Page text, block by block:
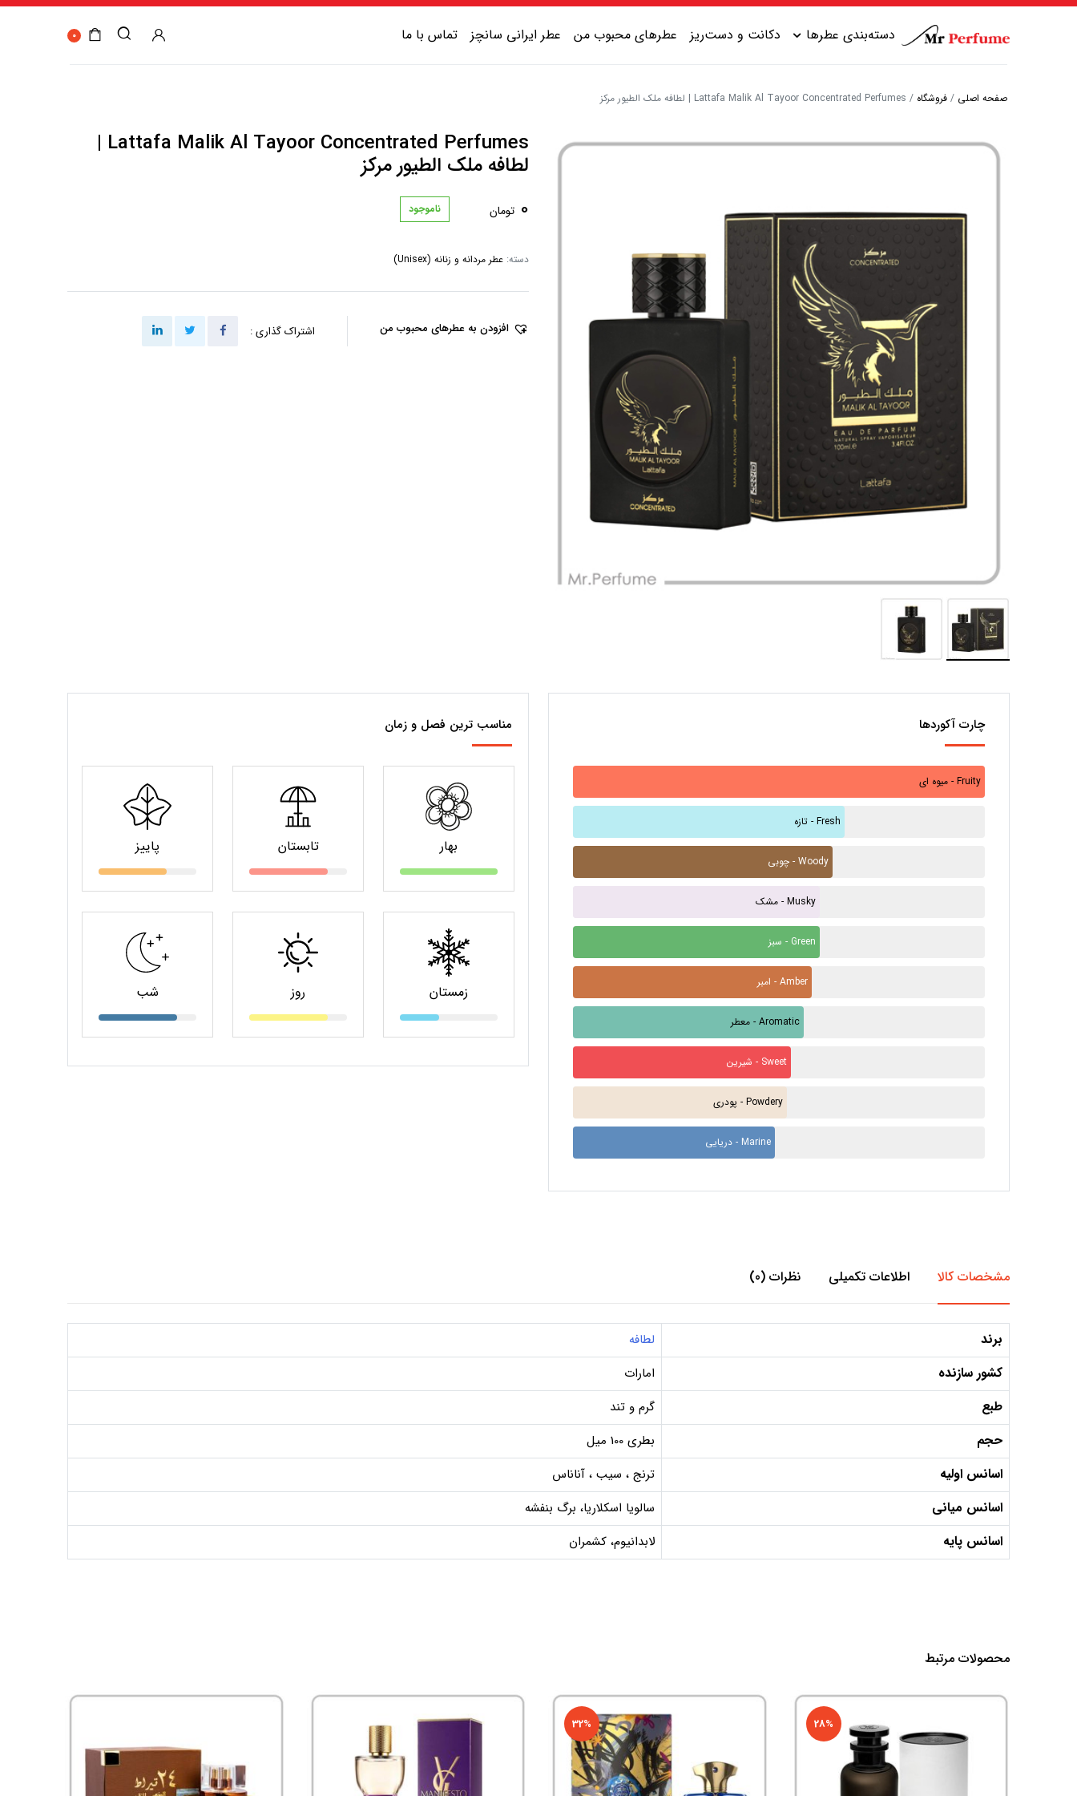
دسته‌بندی عطرها
عطر زنانه گرم
عطر زنانه تلخ
عطر مردانه تلخ
دکانت و دست‌ریز عطرهای محبوب من عطر ایرانی سانچز تماس با ما 0
صفحه اصلی / فروشگاه / Lattafa Malik Al Tayoor Concentrated Perfumes | لطافه ملک الطیور مرکز
Lattafa Malik Al Tayoor Concentrated Perfumes |
لطافه ملک الطیور مرکز
0 تومان ناموجود
دسته: عطر مردانه و زنانه (Unisex)
افزودن به عطرهای محبوب من اشتراک گذاری :
چارت آکوردها
میوه ای - Fruity
تازه - Fresh
چوبی - Woody
مشک - Musky
سبز - Green
امبر - Amber
معطر - Aromatic
شیرین - Sweet
پودری - Powdery
دریایی - Marine
مناسب ترین فصل و زمان
بهار تابستان پاییز
زمستان روز شب
مشخصات کالا اطلاعات تکمیلی نظرات (0)
برند لطافه
کشور سازنده امارات
طبع گرم و تند
حجم بطری 100 میل
اسانس اولیه ترنج ، سیب ، آناناس
اسانس میانی سالویا اسکلاریا، برگ بنفشه
اسانس پایه لابدانیوم، کشمران
محصولات مرتبط
28%
32%